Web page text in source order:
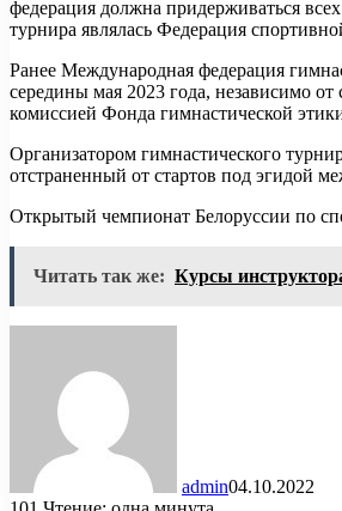
федерация должна придерживаться
турнира являлась Федерация
Ранее Международная федерация
середины мая 2023 года, независимо
комиссией Фонда гимнастической
Организатором гимнастического
отстраненный от стартов под эгидой
Открытый чемпионат Белоруссии по
Читать так же: Курсы
admin04.10.2022